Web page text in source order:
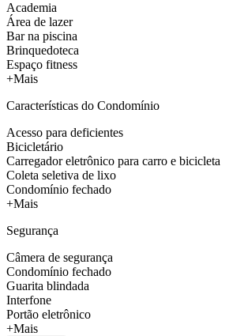
Academia
Área de lazer
Bar na piscina
Brinquedoteca
Espaço fitness
+Mais
Características do Condomínio
Acesso para deficientes
Bicicletário
Carregador eletrônico para carro e bicicleta
Coleta seletiva de lixo
Condomínio fechado
+Mais
Segurança
Câmera de segurança
Condomínio fechado
Guarita blindada
Interfone
Portão eletrônico
+Mais